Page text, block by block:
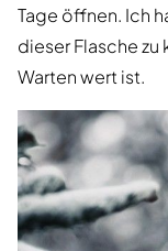
Tage öffnen. Ich
dieser Flasche zu
Warten wert ist.